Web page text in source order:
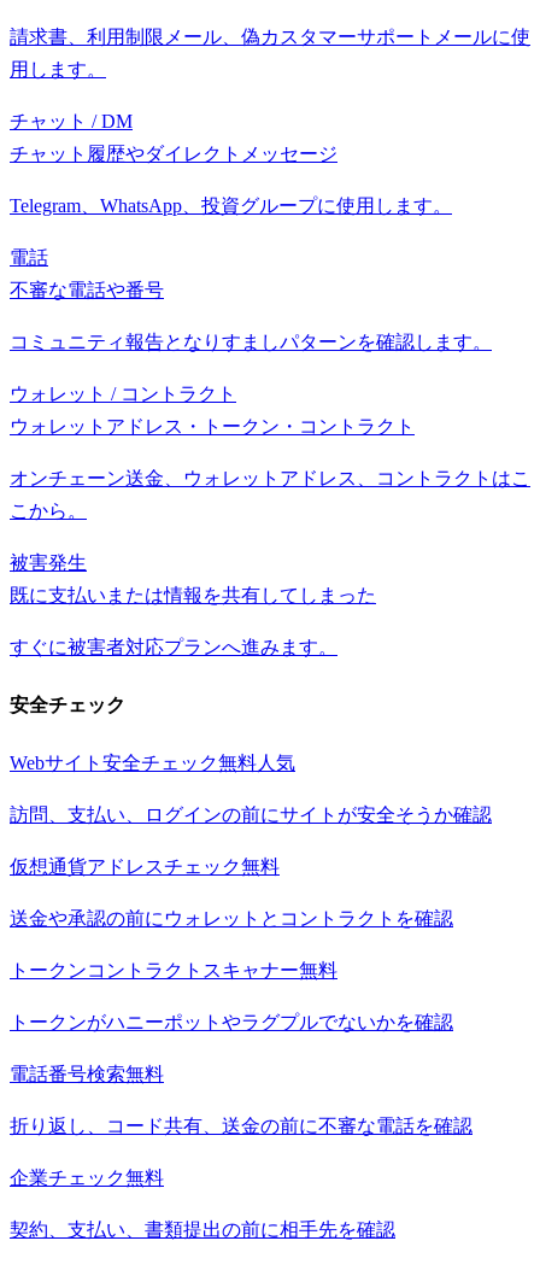
請求書、利用制限メール、偽カスタマーサポートメールに使
用します。
チャット / DM
チャット履歴やダイレクトメッセージ
Telegram、WhatsApp、投資グループに使用します。
電話
不審な電話や番号
コミュニティ報告となりすましパターンを確認します。
ウォレット / コントラクト
ウォレットアドレス・トークン・コントラクト
オンチェーン送金、ウォレットアドレス、コントラクトはこ
こから。
被害発生
既に支払いまたは情報を共有してしまった
すぐに被害者対応プランへ進みます。
安全チェック
Webサイト安全チェック無料人気
訪問、支払い、ログインの前にサイトが安全そうか確認
仮想通貨アドレスチェック無料
送金や承認の前にウォレットとコントラクトを確認
トークンコントラクトスキャナー無料
トークンがハニーポットやラグプルでないかを確認
電話番号検索無料
折り返し、コード共有、送金の前に不審な電話を確認
企業チェック無料
契約、支払い、書類提出の前に相手先を確認